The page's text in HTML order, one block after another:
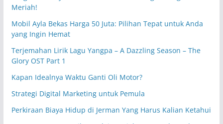
Meriah!
Mobil Ayla Bekas Harga 50 Juta: Pilihan Tepat untuk Anda
yang Ingin Hemat
Terjemahan Lirik Lagu Yangpa – A Dazzling Season – The
Glory OST Part 1
Kapan Idealnya Waktu Ganti Oli Motor?
Strategi Digital Marketing untuk Pemula
Perkiraan Biaya Hidup di Jerman Yang Harus Kalian Ketahui